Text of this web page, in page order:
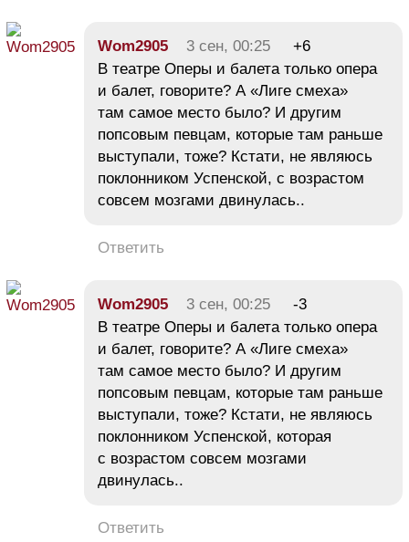
Wom2905 3 сен, 00:25
+6
В театре Оперы и балета только опера
и балет, говорите? А «Лиге смеха»
там самое место было? И другим
попсовым певцам, которые там раньше
выступали, тоже? Кстати, не являюсь
поклонником Успенской, с возрастом
совсем мозгами двинулась..
Ответить
Wom2905 3 сен, 00:25
-3
В театре Оперы и балета только опера
и балет, говорите? А «Лиге смеха»
там самое место было? И другим
попсовым певцам, которые там раньше
выступали, тоже? Кстати, не являюсь
поклонником Успенской, которая
с возрастом совсем мозгами
двинулась..
Ответить